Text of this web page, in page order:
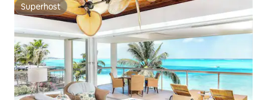
Superhost
Superhost